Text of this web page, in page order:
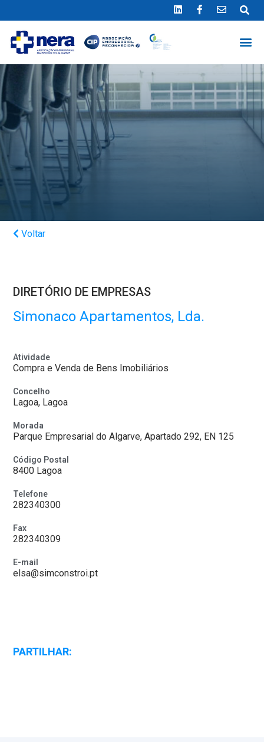
Voltar
DIRETÓRIO DE EMPRESAS
Simonaco Apartamentos, Lda.
Atividade
Compra e Venda de Bens Imobiliários
Concelho
Lagoa, Lagoa
Morada
Parque Empresarial do Algarve, Apartado 292, EN 125
Código Postal
8400 Lagoa
Telefone
282340300
Fax
282340309
E-mail
elsa@simconstroi.pt
PARTILHAR: